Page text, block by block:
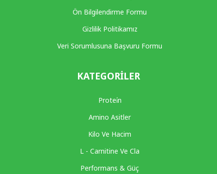
Ön Bilgilendirme Formu
Gizlilik Politikamız
Veri Sorumlusuna Başvuru Formu
KATEGORILER
Protei̇n
Amino Asitler
Kilo Ve Hacim
L - Carnitine Ve Cla
Performans & Güç